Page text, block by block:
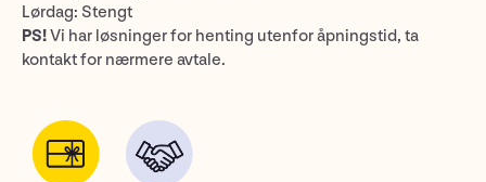
Lørdag: Stengt
PS!Vi har løsninger for henting utenfor åpningstid, ta
kontakt for nærmere avtale.